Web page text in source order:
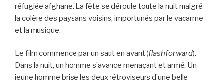
réfugiée afghane. La fête se déroule toute la nuit malgré
la colère des paysans voisins, importunés par le vacarme
et la musique.
Le film commence par un saut en avant (flashforward).
Dans la nuit, un homme s’avance menaçant et armé. Un
jeune homme brise les deux rétroviseurs d’une belle